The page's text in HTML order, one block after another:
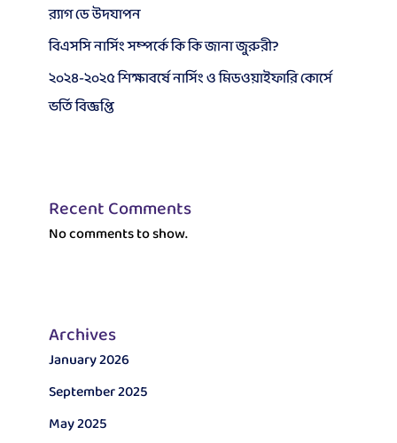
র‍্যাগ ডে উদযাপন
বিএসসি নার্সিং সম্পর্কে কি কি জানা জুরুরী?
২০২৪-২০২৫ শিক্ষাবর্ষে নার্সিং ও মিডওয়াইফারি কোর্সে
ভর্তি বিজ্ঞপ্তি
Recent Comments
No comments to show.
Archives
January 2026
September 2025
May 2025